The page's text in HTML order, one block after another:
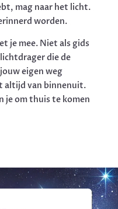
mag naar het licht.
worden.
je mee. Niet als gids
die de
eigen weg
altijd van binnenuit.
je om thuis te komen